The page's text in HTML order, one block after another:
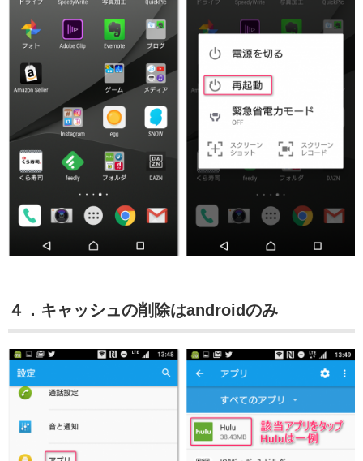
４．キャッシュの削除はandroidのみ